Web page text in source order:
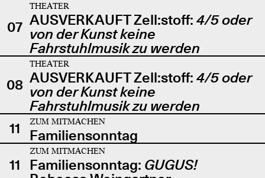
07
THEATER
AUSVERKAUFT Zell:stoff: 4/5 oder
von der Kunst keine
Fahrstuhlmusik zu werden
08
THEATER
AUSVERKAUFT Zell:stoff: 4/5 oder
von der Kunst keine
Fahrstuhlmusik zu werden
11
ZUM MITMACHEN
Familiensonntag
11
ZUM MITMACHEN
Familiensonntag: GUGUS!